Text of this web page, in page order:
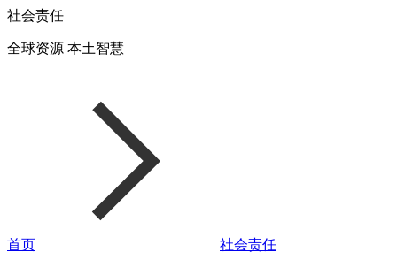
社会责任
全球资源 本土智慧
首页 社会责任